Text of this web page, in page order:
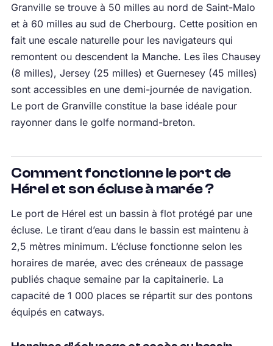
Granville se trouve à 50 milles au nord de Saint-Malo
et à 60 milles au sud de Cherbourg. Cette position en
fait une escale naturelle pour les navigateurs qui
remontent ou descendent la Manche. Les îles Chausey
(8 milles), Jersey (25 milles) et Guernesey (45 milles)
sont accessibles en une demi-journée de navigation.
Le port de Granville constitue la base idéale pour
rayonner dans le golfe normand-breton.
Comment fonctionne le port de
Hérel et son écluse à marée ?
Le port de Hérel est un bassin à flot protégé par une
écluse. Le tirant d’eau dans le bassin est maintenu à
2,5 mètres minimum. L’écluse fonctionne selon les
horaires de marée, avec des créneaux de passage
publiés chaque semaine par la capitainerie. La
capacité de 1 000 places se répartit sur des pontons
équipés en catways.